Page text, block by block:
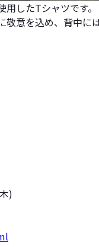
したTシャツです。
敬意を込め、背中
)